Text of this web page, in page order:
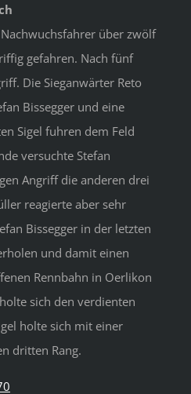
über zwölf
gefahren. Nach fünf
Die Sieganwärter Reto
Bissegger und eine
Sigel fuhren dem Feld
versuchte Stefan
Angriff die anderen drei
reagierte aber sehr
Bissegger in der letzten
und damit einen
Rennbahn in Oerlikon
sich den verdienten
holte sich mit einer
dritten Rang.